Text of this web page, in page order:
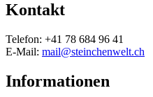
Kontakt
Telefon: +41 78 684 96 41
E-Mail: mail@steinchenwelt.ch
Informationen